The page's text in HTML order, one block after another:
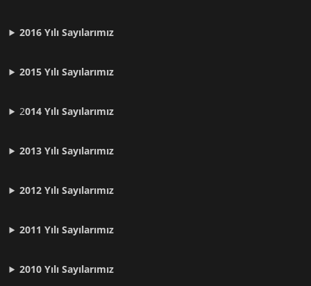
2016 Yılı Sayılarımız
2015 Yılı Sayılarımız
2014 Yılı Sayılarımız
2013 Yılı Sayılarımız
2012 YılıSayılarımız
2011 YılıSayılarımız
2010 YılıSayılarımız